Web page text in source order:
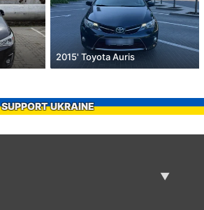
2015' Toyota Auris
SUPPORT UKRAINE